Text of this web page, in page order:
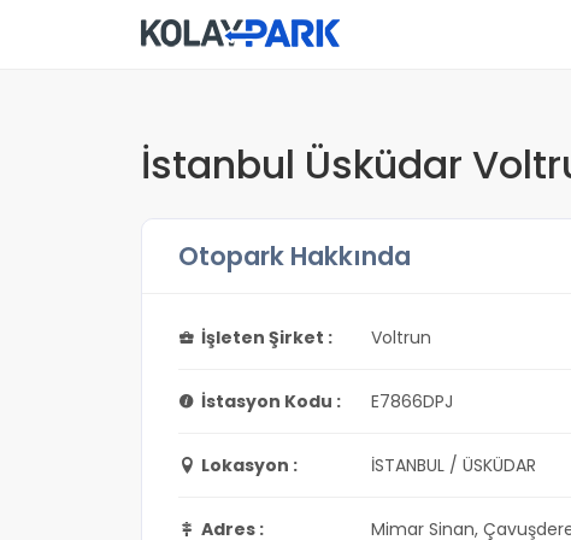
İstanbul Üsküdar
Otopark Hakkında
İşleten Şirket : Voltrun
İstasyon Kodu : E7866DPJ
Lokasyon : İSTANBUL / ÜSKÜDAR
Adres : Mimar Sinan,